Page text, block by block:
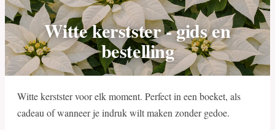
Witte kerstster - gids en
bestelling
Witte kerstster voor elk moment. Perfect in een boeket, als
cadeau of wanneer je indruk wilt maken zonder gedoe.